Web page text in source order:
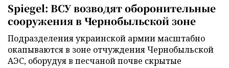
Spiegel: ВСУ возводят оборонительные
сооружения в Чернобыльской зоне
Подразделения украинской армии масштабно
окапываются в зоне отчуждения Чернобыльской
АЭС, оборудуя в песчаной почве скрытые